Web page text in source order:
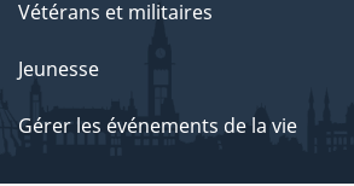
Vétérans et militaires
Jeunesse
Gérer les événements de la vie